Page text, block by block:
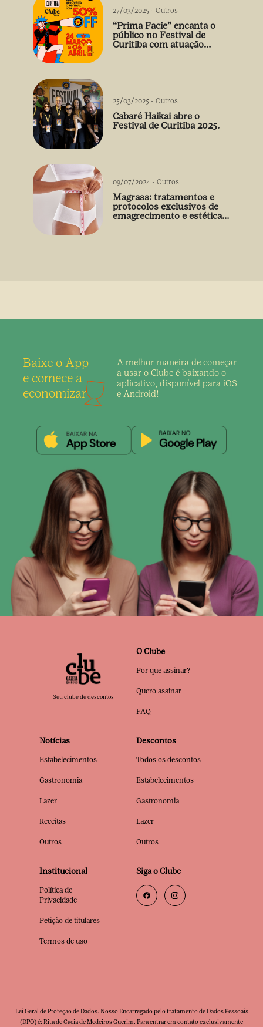
27/03/2025 - Outros
“Prima Facie” encanta o
público no Festival de
Curitiba com atuação
25/03/2025 - Outros
Cabaré Haikai abre o
Festival de Curitiba 2025.
09/07/2024 - Outros
Magrass: tratamentos e
protocolos exclusivos de
emagrecimento e estética
Baixe o App
e comece a
economizar
A melhor maneira de começar
a usar o Clube é baixando o
aplicativo, disponível para iOS
e Android!
Seu clube de descontos
O Clube
Por que assinar?
Quero assinar
FAQ
Notícias
Estabelecimentos
Gastronomia
Lazer
Receitas
Outros
Descontos
Todos os descontos
Estabelecimentos
Gastronomia
Lazer
Outros
Institucional
Política de
Privacidade
Petição de titulares
Termos de uso
Siga o Clube
Lei Geral de Proteção de Dados. Nosso Encarregado pelo tratamento de Dados Pessoais
(DPO) é: Rita de Cacia de Medeiros Guerim. Para entrar em contato exclusivamente